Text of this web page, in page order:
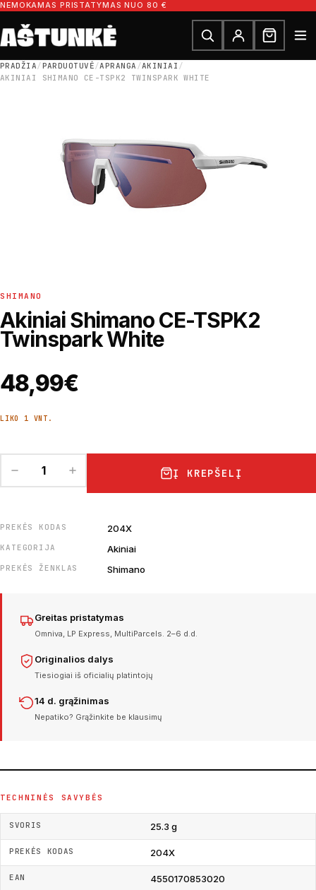
Pereiti prie turinio
NEMOKAMAS PRISTATYMAS NUO 80 €
Ieškoti dalių
Ieškoti
PRADŽIA/PARDUOTUVĖ/APRANGA /AKINIAI /
AKINIAI SHIMANO CE-TSPK2 TWINSPARK WHITE
SHIMANO
Akiniai Shimano CE-TSPK2
Twinspark White
48,99€
LIKO 1 VNT.
Į KREPŠELĮ
PREKĖS KODAS 204X
KATEGORIJA Akiniai
PREKĖS ŽENKLAS Shimano
Greitas pristatymas
Omniva, LP Express, MultiParcels. 2–6 d.d.
Originalios dalys
Tiesiogiai iš oficialių platintojų
14 d. grąžinimas
Nepatiko? Grąžinkite be klausimų
TECHNINĖS SAVYBĖS
SVORIS 25.3 g
PREKĖS KODAS 204X
EAN 4550170853020